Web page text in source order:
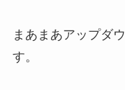
まあまあアップダ
す。